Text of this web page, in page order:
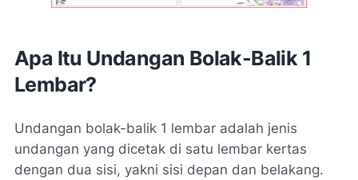
Apa Itu Undangan Bolak-Balik 1
Lembar?
Undangan bolak-balik 1 lembar adalah jenis
undangan yang dicetak di satu lembar kertas
dengan dua sisi, yakni sisi depan dan belakang.